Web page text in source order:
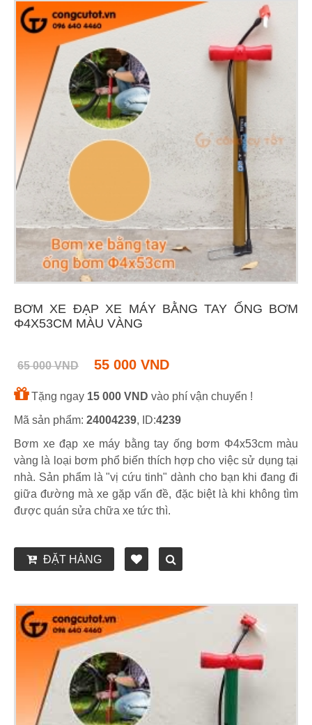
BƠM XE ĐẠP XE MÁY BẰNG TAY ỐNG BƠM
Φ4X53CM MÀU VÀNG
65 000 VND 55 000 VND
Tặng ngay 15 000 VND vào phí vận chuyển !
Mã sản phẩm: 24004239, ID:4239
Bơm xe đạp xe máy bằng tay ống bơm Φ4x53cm màu
vàng là loại bơm phổ biến thích hợp cho việc sử dụng tại
nhà. Sản phẩm là "vị cứu tinh" dành cho bạn khi đang đi
giữa đường mà xe gặp vấn đề, đặc biệt là khi không tìm
được quán sửa chữa xe tức thì.
ĐẶT HÀNG